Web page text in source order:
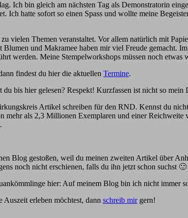
Ich bin gleich am nächsten Tag als Demonstratorin
Ich hatte sofort so einen Spass und wollte meine
vielen Themen veranstaltet. Vor allem natürlich mit
und Makramee haben mir viel Freude gemacht.
werden. Meine Stempelworkshops müssen noch
findest du hier die aktuellen Termine.
du bis hier gelesen? Respekt! Kurzfassen ist nicht so
Artikel schreiben für den RND. Kennst du
mehr als 2,3 Millionen Exemplaren und einer
Blog gestoßen, weil du meinen zweiten Artikel über
noch nicht erschienen, falls du ihn jetzt schon suchst 🙂
hier: Auf meinem Blog bin ich nicht immer
Auszeit erleben möchtest, dann schreib mirgern!